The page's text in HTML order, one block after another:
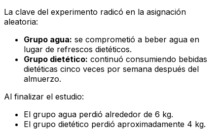
La clave del experimento radicó en la asignación
aleatoria:
Grupo agua: se comprometió a beber agua en
lugar de refrescos dietéticos.
Grupo dietético: continuó consumiendo bebidas
dietéticas cinco veces por semana después del
almuerzo.
Al finalizar el estudio:
El grupo agua perdió alrededor de 6 kg.
El grupo dietético perdió aproximadamente 4 kg.